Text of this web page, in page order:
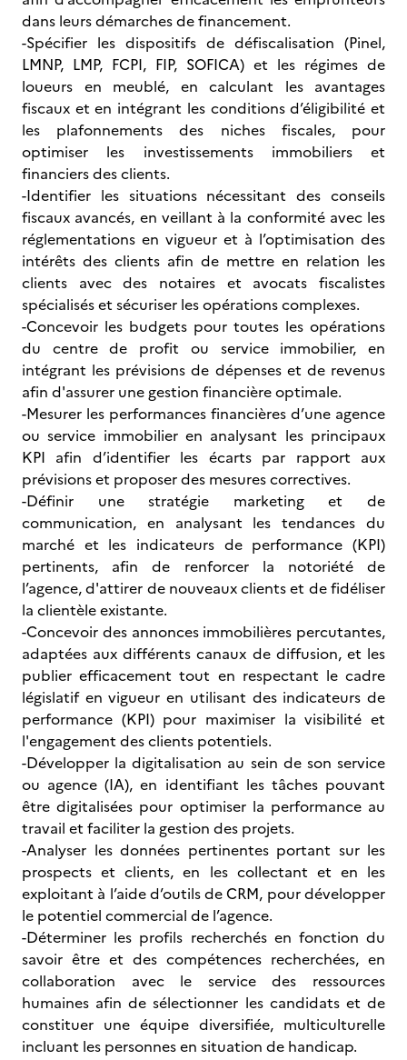
dans leurs démarches de financement.
-Spécifier les dispositifs de défiscalisation (Pinel,
LMNP, LMP, FCPI, FIP, SOFICA) et les régimes de
loueurs en meublé, en calculant les avantages
fiscaux et en intégrant les conditions d’éligibilité et
les plafonnements des niches fiscales, pour
optimiser les investissements immobiliers et
financiers des clients.
-Identifier les situations nécessitant des conseils
fiscaux avancés, en veillant à la conformité avec les
réglementations en vigueur et à l’optimisation des
intérêts des clients afin de mettre en relation les
clients avec des notaires et avocats fiscalistes
spécialisés et sécuriser les opérations complexes.
-Concevoir les budgets pour toutes les opérations
du centre de profit ou service immobilier, en
intégrant les prévisions de dépenses et de revenus
afin d'assurer une gestion financière optimale.
-Mesurer les performances financières d’une agence
ou service immobilier en analysant les principaux
KPI afin d’identifier les écarts par rapport aux
prévisions et proposer des mesures correctives.
-Définir une stratégie marketing et de
communication, en analysant les tendances du
marché et les indicateurs de performance (KPI)
pertinents, afin de renforcer la notoriété de
l’agence, d'attirer de nouveaux clients et de fidéliser
la clientèle existante.
-Concevoir des annonces immobilières percutantes,
adaptées aux différents canaux de diffusion, et les
publier efficacement tout en respectant le cadre
législatif en vigueur en utilisant des indicateurs de
performance (KPI) pour maximiser la visibilité et
l'engagement des clients potentiels.
-Développer la digitalisation au sein de son service
ou agence (IA), en identifiant les tâches pouvant
être digitalisées pour optimiser la performance au
travail et faciliter la gestion des projets.
-Analyser les données pertinentes portant sur les
prospects et clients, en les collectant et en les
exploitant à l’aide d’outils de CRM, pour développer
le potentiel commercial de l’agence.
-Déterminer les profils recherchés en fonction du
savoir être et des compétences recherchées, en
collaboration avec le service des ressources
humaines afin de sélectionner les candidats et de
constituer une équipe diversifiée, multiculturelle
incluant les personnes en situation de handicap.